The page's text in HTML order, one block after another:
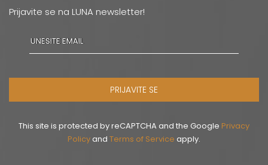
Prijavite se na LUNA newsletter!
PRIJAVITE SE
This site is protected by reCAPTCHA and the Google Privacy
Policyand Terms of Service apply.